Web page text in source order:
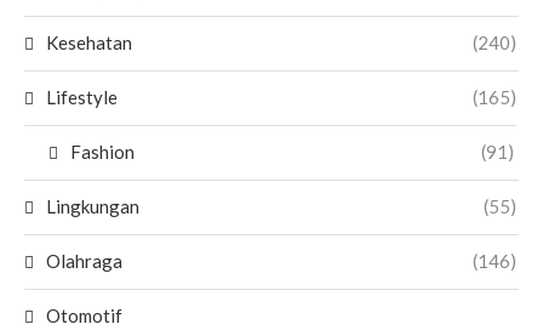
Kesehatan (240)
Lifestyle (165)
Fashion (91)
Lingkungan (55)
Olahraga (146)
Otomotif